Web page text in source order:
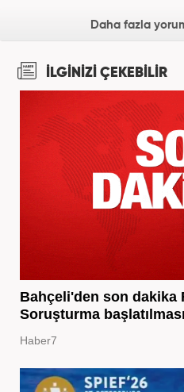
Daha fazla
İLGİNİZİ ÇEKEBİLİR
Bahçeli'den son dakika
Soruşturma
Haber7